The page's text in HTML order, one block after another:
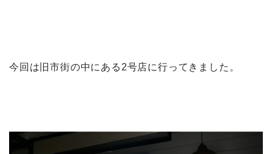
今回は旧市街の中にある2号店に行ってきました。